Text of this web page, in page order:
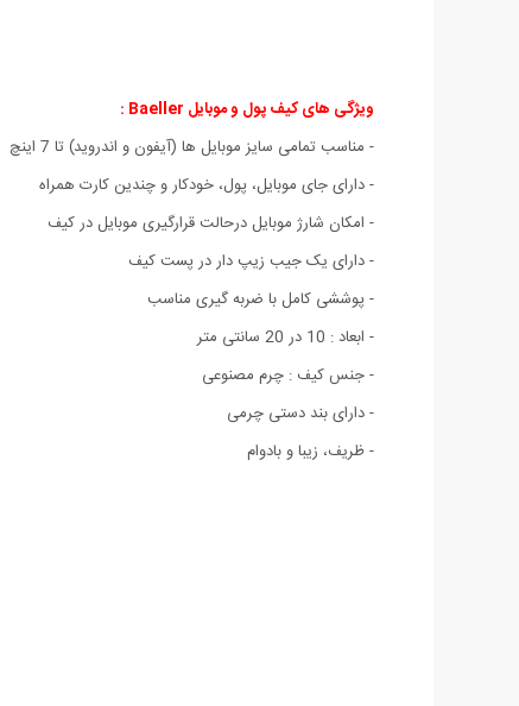
ویژگی های کیف پول و موبایل Baeller :
- مناسب تمامی سایز موبایل ها (آیفون و اندروید) تا 7 اینچ
- دارای جای موبایل، پول، خودکار و چندین کارت همراه
- امکان شارژ موبایل درحالت قرارگیری موبایل در کیف
- دارای یک جیب زیپ دار در پست کیف
- پوششی کامل با ضربه گیری مناسب
- ابعاد : 10 در 20 سانتی متر
- جنس کیف : چرم مصنوعی
- دارای بند دستی چرمی
- ظریف، زیبا و بادوام